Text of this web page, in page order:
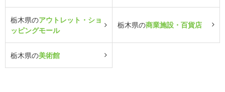
栃木県のアウトレット・ショ
ッピングモール
栃木県の商業施設・百貨店
栃木県の美術館